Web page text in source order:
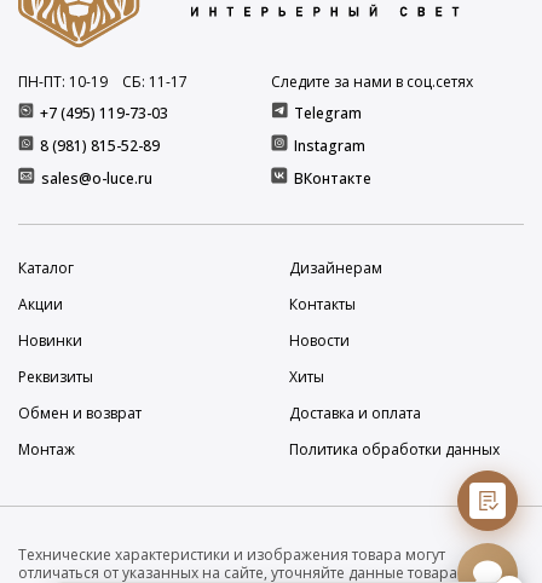
+7 (495) 119-73-03
8 (981) 815-52-89
ПН-ПТ: 10-19 СБ: 11-17
sales@o-luce.ru
Следите за нами в соц.сетях
Telegram
Instagram
ВКонтакте
Каталог
Дизайнерам
Акции
Контакты
Новинки
Новости
Реквизиты
Хиты
Обмен и возврат
Доставка и оплата
Монтаж
Политика обработки данных
Технические характеристики и изображения товара могут
отличаться от указанных на сайте, уточняйте данные товара на